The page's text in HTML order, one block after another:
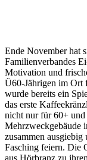
Ende November hat
Familienverbandes
Motivation und
Ü60-Jährigen im Ort
wurde bereits ein
das erste
nicht nur für 60+
Mehrzweckgebäude
zusammen
Fasching feiern. Die
aus Hörbranz zu